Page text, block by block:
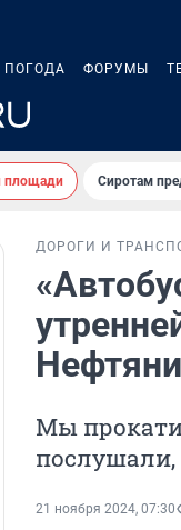
ПОГОДА ФОРУМЫ
площади Сиротам
ДОРОГИ И
Мы
послушали,
21 ноября 2024, 07:30